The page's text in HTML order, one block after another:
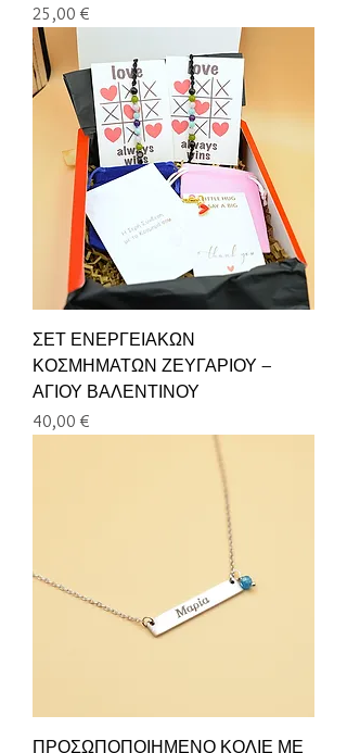
Τιμή
25,00 €
ΣΕΤ ΕΝΕΡΓΕΙΑΚΩΝ
ΚΟΣΜΗΜΑΤΩΝ ΖΕΥΓΑΡΙΟΥ –
ΑΓΙΟΥ ΒΑΛΕΝΤΙΝΟΥ
Τιμή
40,00 €
ΠΡΟΣΩΠΟΠΟΙΗΜΕΝΟ ΚΟΛΙΕ ΜΕ